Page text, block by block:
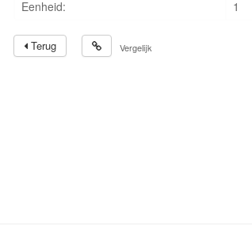
Eenheid:
1
Terug Vergelijk